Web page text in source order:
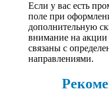
Если у вас есть
поле при
дополнительную
внимание на
связаны с
направлениями.